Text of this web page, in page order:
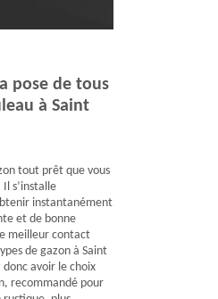
pose de tous
à Saint
tout prêt que vous
s’installe
instantanément
et de bonne
meilleur contact
de gazon à Saint
donc avoir le choix
recommandé pour